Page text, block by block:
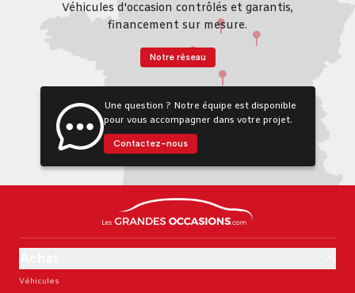
Véhicules d'occasion contrôlés et garantis,
financement sur mesure.
Notre réseau
Une question ? Notre équipe est disponible
pour vous accompagner dans votre projet.
Contactez-nous
Véhicules